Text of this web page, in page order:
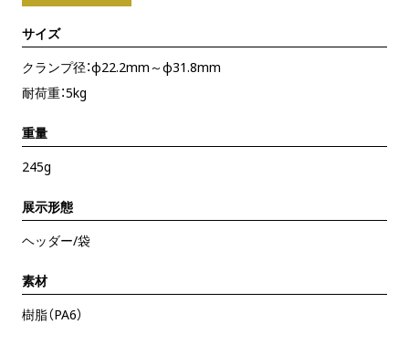
サイズ
クランプ径：φ22.2mm～φ31.8mm
耐荷重：5kg
重量
245g
展示形態
ヘッダー/袋
素材
樹脂（PA6）